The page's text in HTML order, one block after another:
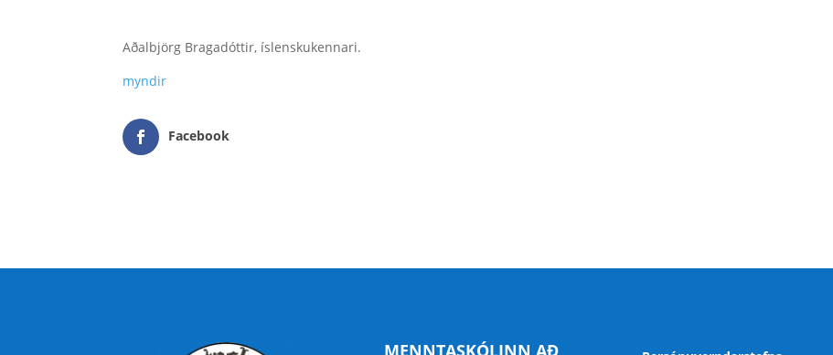
Aðalbjörg Bragadóttir, íslenskukennari.
myndir
Facebook
MENNTASKÓLINN AÐ